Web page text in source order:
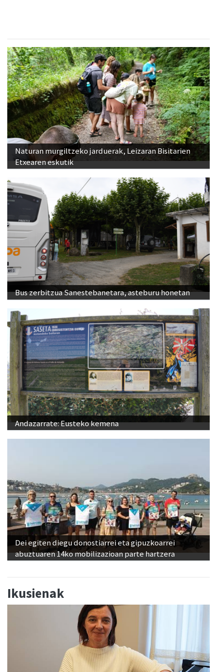
Naturan murgiltzeko jarduerak, Leizaran Bisitarien
Etxearen eskutik
Bus zerbitzua Sanestebanetara, asteburu honetan
Andazarrate: Eusteko kemena
Dei egiten diegu donostiarrei eta gipuzkoarrei
abuztuaren 14ko mobilizazioan parte hartzera
Ikusienak